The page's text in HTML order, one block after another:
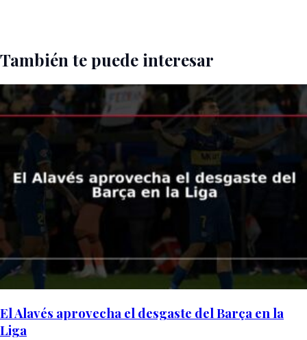
También te puede interesar
El Alavés aprovecha el desgaste del Barça en la
Liga